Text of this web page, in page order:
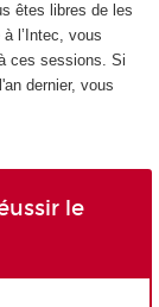
êtes libres de les
l’Intec, vous
ces sessions. Si
dernier, vous
le